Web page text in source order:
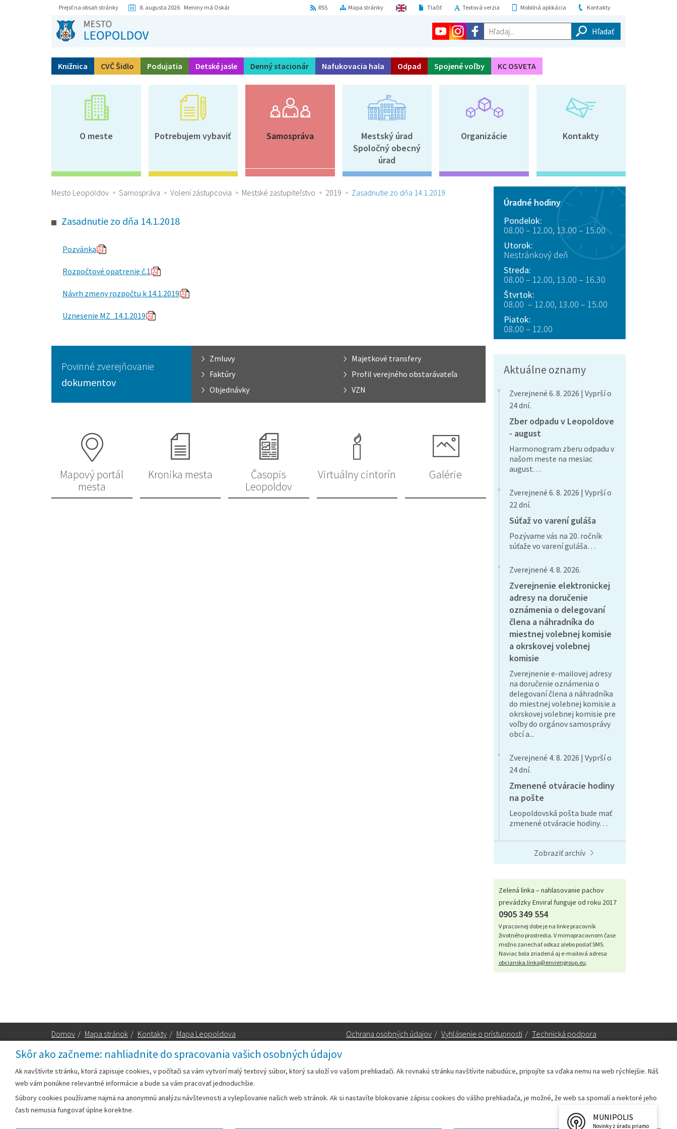
Skôr ako začneme: nahliadnite do spracovania vašich osobných údajov
Ak navštívite stránku, ktorá zapisuje cookies, v počítači sa vám vytvorí malý textový súbor, ktorý sa uloží vo vašom prehliadači. Ak rovnakú stránku navštívite nabudúce, pripojíte sa vďaka nemu na web rýchlejšie. Náš
web vám ponúkne relevantné informácie a bude sa vám pracovať jednoduchšie.
Súbory cookies používame najmä na anonymnú analýzu návštevnosti a vylepšovanie našich web stránok. Ak si nastavíte blokovanie zápisu cookies do vášho prehliadača, je možné, že web sa spomalí a niektoré jeho
časti nemusia fungovať úplne korektne.
Prejsť na obsah stránky 8. augusta 2026 Meniny má Oskár Kontakty
Mobilná aplikácia
Textová verzia
Tlačiť
Mapa stránky
RSS
Hľadaj...
Knižnica CVČ Šidlo Podujatia Detské jasle Denný stacionár Nafukovacia hala Odpad Spojené voľby KC OSVETA
O meste Potrebujem vybaviť Samospráva
Mestský úrad
Spoločný obecný
úrad
Organizácie Kontakty
Mesto Leopoldov Samospráva Volení zástupcovia Mestské zastupiteľstvo 2019 Zasadnutie zo dňa 14.1.2019
Zasadnutie zo dňa 14.1.2018
Pozvánka
Rozpočtové opatrenie č.1
Návrh zmeny rozpočtu k 14.1.2019
Uznesenie MZ_14.1.2019
Povinné zverejňovanie
dokumentov
Zmluvy
Majetkové transfery
Faktúry
Profil verejného obstarávateľa
Objednávky
VZN
Mapový portál
mesta
Kronika mesta
Časopis
Leopoldov
Virtuálny cintorín Galérie
Úradné hodiny
Pondelok:
08.00 – 12.00, 13.00 – 15.00
Utorok:
Nestránkový deň
Streda:
08.00 – 12.00, 13.00 – 16.30
Štvrtok:
08.00 – 12.00, 13.00 – 15.00
Piatok:
08.00 – 12.00
Aktuálne oznamy
Zverejnené 6. 8. 2026 | Vyprší o
24 dní.
Zber odpadu v Leopoldove
- august
Harmonogram zberu odpadu v
našom meste na mesiac
august…
Zverejnené 6. 8. 2026 | Vyprší o
22 dní.
Súťaž vo varení guláša
Pozývame vás na 20. ročník
súťaže vo varení guláša…
Zverejnené 4. 8. 2026.
Zverejnenie elektronickej
adresy na doručenie
oznámenia o delegovaní
člena a náhradníka do
miestnej volebnej komisie
a okrskovej volebnej
komisie
Zverejnenie e-mailovej adresy
na doručenie oznámenia o
delegovaní člena a náhradníka
do miestnej volebnej komisie a
okrskovej volebnej komisie pre
voľby do orgánov samosprávy
obcí a...
Zverejnené 4. 8. 2026 | Vyprší o
24 dní.
Zmenené otváracie hodiny
na pošte
Leopoldovská pošta bude mať
zmenené otváracie hodiny…
Zobraziť archív
Zelená linka – nahlasovanie pachov
prevádzky Enviral funguje od roku 2017
0905 349 554
V pracovnej dobe je na linke pracovník
životného prostredia. V mimopracovnom čase
možno zanechať odkaz alebo poslať SMS.
Naviac bola zriadená aj e-mailová adresa
obcianska.linka@enviengroup.eu.
Domov / Mapa stránok / Kontakty / Mapa Leopoldova Ochrana osobných údajov / Vyhlásenie o prístupnosti / Technická podpora
Mestský úrad Leopoldov
Hlohovská cesta 1818/2A
Email:mesto@leopoldov.sk
Primátorka:primatorka@leopoldov.sk
webmaster@leopoldov.sk
MUNIPOLIS
Novinky z úradu priamo